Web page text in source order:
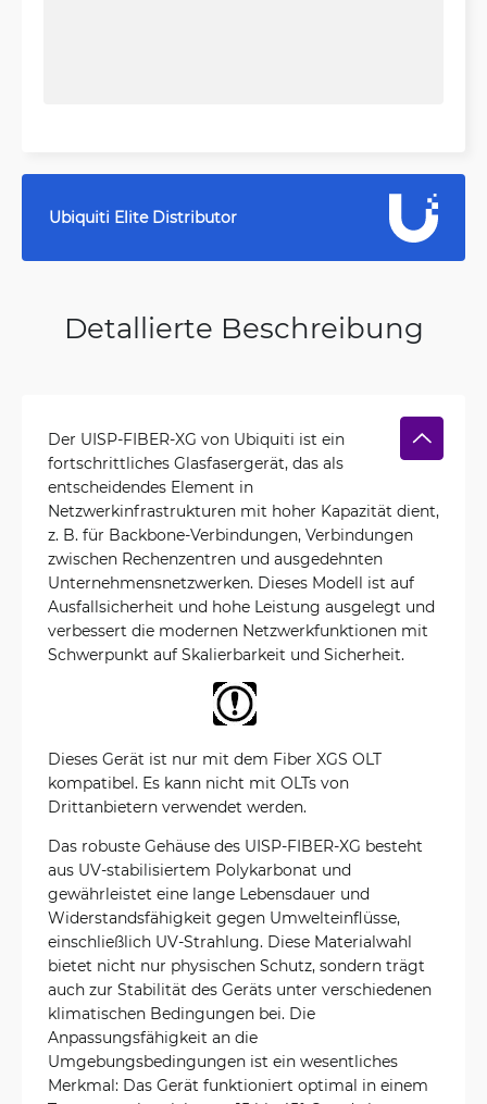
Ubiquiti Elite Distributor
Detallierte Beschreibung
Der UISP-FIBER-XG von Ubiquiti ist ein
fortschrittliches Glasfasergerät, das als
entscheidendes Element in
Netzwerkinfrastrukturen mit hoher Kapazität dient,
z. B. für Backbone-Verbindungen, Verbindungen
zwischen Rechenzentren und ausgedehnten
Unternehmensnetzwerken. Dieses Modell ist auf
Ausfallsicherheit und hohe Leistung ausgelegt und
verbessert die modernen Netzwerkfunktionen mit
Schwerpunkt auf Skalierbarkeit und Sicherheit.
Dieses Gerät ist nur mit dem Fiber XGS OLT
kompatibel. Es kann nicht mit OLTs von
Drittanbietern verwendet werden.
Das robuste Gehäuse des UISP-FIBER-XG besteht
aus UV-stabilisiertem Polykarbonat und
gewährleistet eine lange Lebensdauer und
Widerstandsfähigkeit gegen Umwelteinflüsse,
einschließlich UV-Strahlung. Diese Materialwahl
bietet nicht nur physischen Schutz, sondern trägt
auch zur Stabilität des Geräts unter verschiedenen
klimatischen Bedingungen bei. Die
Anpassungsfähigkeit an die
Umgebungsbedingungen ist ein wesentliches
Merkmal: Das Gerät funktioniert optimal in einem